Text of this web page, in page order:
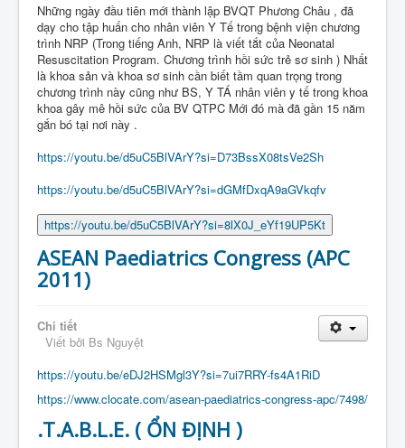
Những ngày đầu tiên mới thành lập BVQT Phương Châu , đã
dạy cho tập huấn cho nhân viên Y Tế trong bệnh viện chương
trình NRP (Trong tiếng Anh, NRP là viết tắt của Neonatal
Resuscitation Program. Chương trình hồi sức trẻ sơ sinh ) Nhất
là khoa sản và khoa sơ sinh cần biết tầm quan trọng trong
chương trình này cũng như BS, Y TÁ nhân viên y tế trong khoa
khoa gây mê hồi sức của BV QTPC Mới đó mà đã gần 15 năm
gắn bó tại nơi này .
https://youtu.be/d5uC5BlVArY?si=D73BssX08tsVe2Sh
https://youtu.be/d5uC5BlVArY?si=dGMfDxqA9aGVkqfv
https://youtu.be/d5uC5BlVArY?si=8lX0J_eYf19UP5Kt
ASEAN Paediatrics Congress (APC
2011)
Chi tiết
Viết bởi Bs Nguyệt
https://youtu.be/eDJ2HSMgl3Y?si=7ui7RRY-fs4A1RiD
https://www.clocate.com/asean-paediatrics-congress-apc/7498/
.T.A.B.L.E. ( ỔN ĐỊNH )